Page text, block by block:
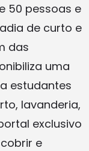
50 pessoas e
de curto e
das
uma
estudantes
lavanderia,
exclusivo
e